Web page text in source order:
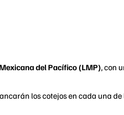
del Pacífico (LMP), con
los cotejos en cada una